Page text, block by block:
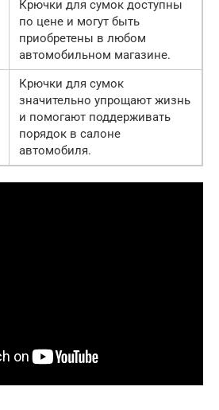
Крючки для сумок доступны
по цене и могут быть
приобретены в любом
автомобильном магазине.
Крючки для сумок
значительно упрощают жизнь
и помогают поддерживать
порядок в салоне
автомобиля.